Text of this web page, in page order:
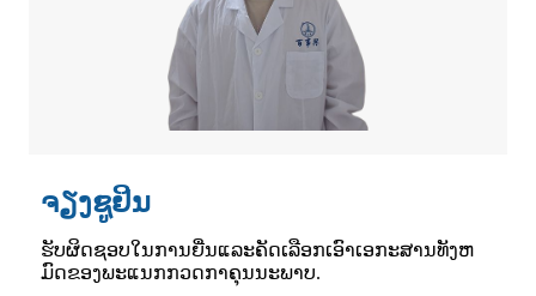
ຈຽງຊູຢິນ
ຮັບ​ຜິດ​ຊອບ​ໃນ​ການ​ຍື່ນ​ແລະ​ຄັດ​ເລືອກ​ເອົາ​ເອ​ກະ​ສານ​ທັງ​ຫ
ມົດ​ຂອງ​ພະ​ແນກ​ກວດ​ກາ​ຄຸນ​ນະ​ພາບ.